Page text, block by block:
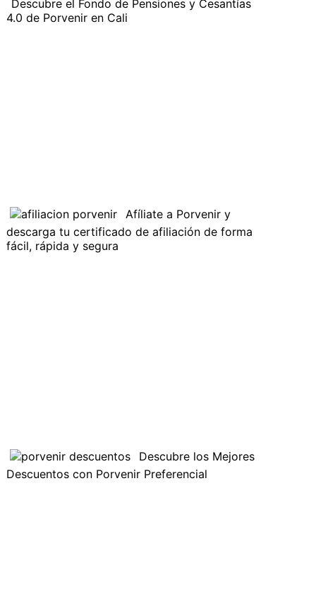
Descubre el Fondo de Pensiones y Cesantías
4.0 de Porvenir en Cali
Afíliate a Porvenir y
descarga tu certificado de afiliación de forma
fácil, rápida y segura
Descubre los Mejores
Descuentos con Porvenir Preferencial